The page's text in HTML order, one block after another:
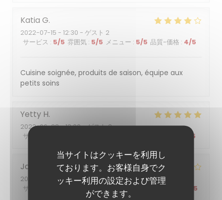
当サイトはクッキーを利用し
ております。お客様自身でク
ッキー利用の設定および管理
ができます。
Katia G
2022-07-15 - 12:30 - ゲスト 2
サービス : 5/5 雰囲気 : 5/5 メニュー : 5/5 品質-価格 : 4/5
Cuisine soignée, produits de saison, équipe aux
petits soins
Yetty H
2022-06-28- 13:00 - ゲスト 2
サービス
/5
Jacques L
2022-06-24- 19:30 - ゲスト 2
サービス
雰囲気 : 4 /5 メニュー : /5 /5